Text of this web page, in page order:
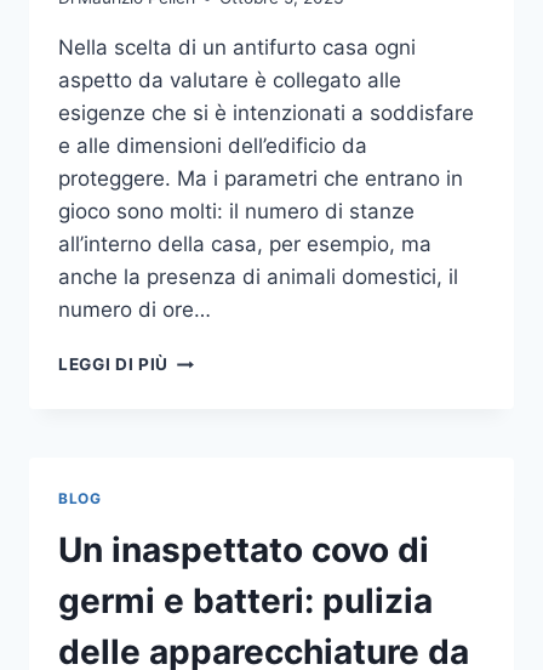
ECCO
SCEGLIERE
Nella scelta di un antifurto casa ogni
aspetto da valutare è collegato alle
esigenze che si è intenzionati a soddisfare
e alle dimensioni dell’edificio da
proteggere. Ma i parametri che entrano in
gioco sono molti: il numero di stanze
all’interno della casa, per esempio, ma
anche la presenza di animali domestici, il
numero di ore…
LEGGI DI PIÙ COME
BLOG
Un inaspettato covo di
germi e batteri: pulizia
delle apparecchiature da